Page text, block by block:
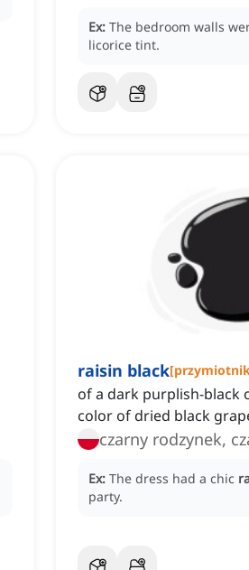
Ex: The bedroom walls
licorice tint.
raisin black[
of a dark purplish-black
color of dried black
czarny rodzynek,
Ex: The dress had a chic
party.